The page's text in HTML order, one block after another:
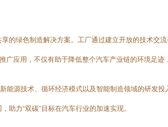
的绿色制造解决方案。工厂通过建立开放的技术交
应用，不仅有助于降低整个汽车产业链的环境足迹
能源技术、循环经济模式以及智能制造领域的研发
助力“双碳”目标在汽车行业的加速实现。